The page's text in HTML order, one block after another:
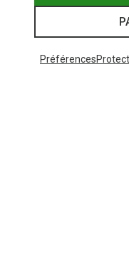
Préférences